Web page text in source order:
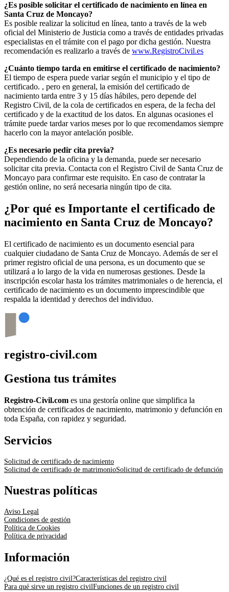
¿Es posible solicitar el certificado de nacimiento en línea en
Santa Cruz de Moncayo?
Es posible realizar la solicitud en línea, tanto a través de la web
oficial del Ministerio de Justicia como a través de entidades privadas
especialistas en el trámite con el pago por dicha gestión. Nuestra
recomendación es realizarlo a través de www.RegistroCivil.es
¿Cuánto tiempo tarda en emitirse el certificado de nacimiento?
El tiempo de espera puede variar según el municipio y el tipo de
certificado. , pero en general, la emisión del certificado de
nacimiento tarda entre 3 y 15 días hábiles, pero depende del
Registro Civil, de la cola de certificados en espera, de la fecha del
certificado y de la exactitud de los datos. En algunas ocasiones el
trámite puede tardar varios meses por lo que recomendamos siempre
hacerlo con la mayor antelación posible.
¿Es necesario pedir cita previa?
Dependiendo de la oficina y la demanda, puede ser necesario
solicitar cita previa. Contacta con el Registro Civil de Santa Cruz de
Moncayo para confirmar este requisito. En caso de contratar la
gestión online, no será necesaria ningún tipo de cita.
¿Por qué es Importante el certificado de
nacimiento en Santa Cruz de Moncayo?
El certificado de nacimiento es un documento esencial para
cualquier ciudadano de Santa Cruz de Moncayo. Además de ser el
primer registro oficial de una persona, es un documento que se
utilizará a lo largo de la vida en numerosas gestiones. Desde la
inscripción escolar hasta los trámites matrimoniales o de herencia, el
certificado de nacimiento es un documento imprescindible que
respalda la identidad y derechos del individuo.
registro-civil.com
Gestiona tus trámites
Registro-Civil.com es una gestoría online que simplifica la
obtención de certificados de nacimiento, matrimonio y defunción en
toda España, con rapidez y seguridad.
Servicios
Solicitud de certificado de nacimiento
Solicitud de certificado de matrimonioSolicitud de certificado de defunción
Nuestras políticas
Aviso Legal
Condiciones de gestión
Política de Cookies
Política de privacidad
Información
¿Qué es el registro civil?Características del registro civil
Para qué sirve un registro civilFunciones de un registro civil